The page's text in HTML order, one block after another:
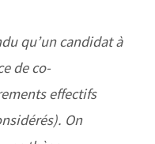
qu’un candidat à
de co-
effectifs
On